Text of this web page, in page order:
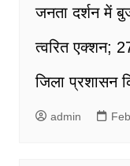
जनता दर्शन में
त्वरित एक्शन;
जिला प्रशासन
admin